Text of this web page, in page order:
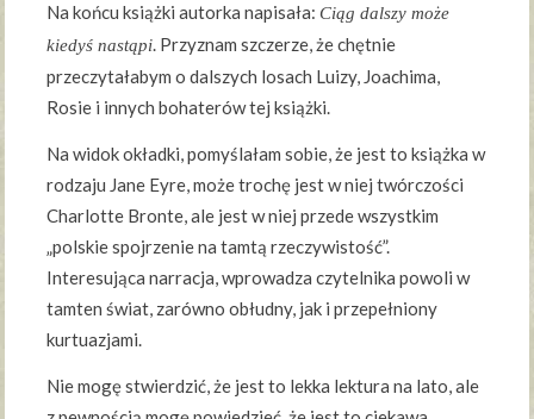
Na końcu książki autorka napisała:Ciąg dalszy może
kiedyś nastąpi. Przyznam szczerze, że chętnie
przeczytałabym o dalszych losach Luizy, Joachima,
Rosie i innych bohaterów tej książki.
Na widok okładki, pomyślałam sobie, że jest to książka w
rodzaju Jane Eyre, może trochę jest w niej twórczości
Charlotte Bronte, ale jest w niej przede wszystkim
„polskie spojrzenie na tamtą rzeczywistość”.
Interesująca narracja, wprowadza czytelnika powoli w
tamten świat, zarówno obłudny, jak i przepełniony
kurtuazjami.
Nie mogę stwierdzić, że jest to lekka lektura na lato, ale